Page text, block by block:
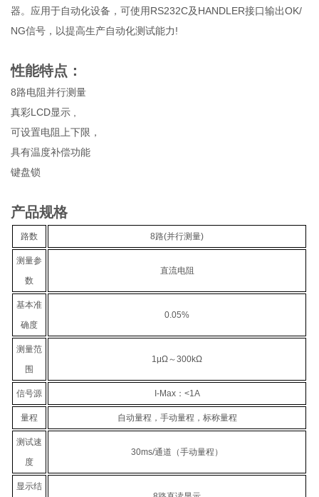
器。应用于自动化设备，可使用RS232C及HANDLER接口输出OK/
NG信号，以提高生产自动化测试能力!
性能特点：
8路电阻并行测量
真彩LCD显示 ,
可设置电阻上下限，
具有温度补偿功能
键盘锁
产品规格
路数 8路(并行测量)
测量参
数
直流电阻
基本准
确度
0.05%
测量范
围
1μΩ～300kΩ
信号源 I-Max：<1A
量程 自动量程，手动量程，标称量程
测试速
度
30ms/通道（手动量程）
显示结